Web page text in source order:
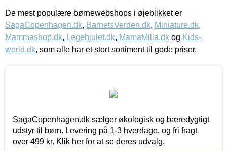
De mest populære børnewebshops i øjeblikket er
SagaCopenhagen.dk, BarnetsVerden.dk, Miniature.dk,
Mammashop.dk, Legehjulet.dk, MamaMilla.dk og Kids-
world.dk, som alle har et stort sortiment til gode priser.
SagaCopenhagen.dk sælger økologisk og bæredygtigt
udstyr til børn. Levering på 1-3 hverdage, og fri fragt
over 499 kr. Klik her for at se deres udvalg.